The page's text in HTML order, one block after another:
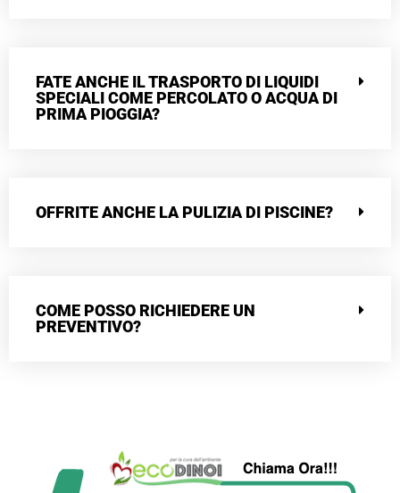
FATE ANCHE IL TRASPORTO DI LIQUIDI
SPECIALI COME PERCOLATO O ACQUA DI
PRIMA PIOGGIA?
OFFRITE ANCHE LA PULIZIA DI PISCINE?
COME POSSO RICHIEDERE UN
PREVENTIVO?